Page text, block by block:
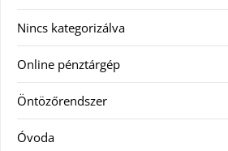
Nincs kategorizálva
Online pénztárgép
Öntözőrendszer
Óvoda